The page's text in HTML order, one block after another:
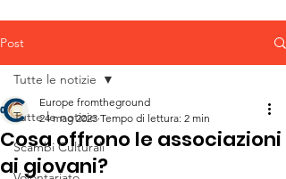
Post
Tutte le notizie
Scambi Culturali
Tutte le notizie
Cosa offrono le associazioni
ai giovani?
Europe fromtheground
24 mag 2023 Tempo di lettura: 2 min